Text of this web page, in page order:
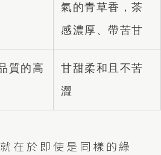
氣的青草香，茶
感濃厚、帶苦甘
質的高
甘甜柔和且不苦
澀
在於即使是同樣的綠